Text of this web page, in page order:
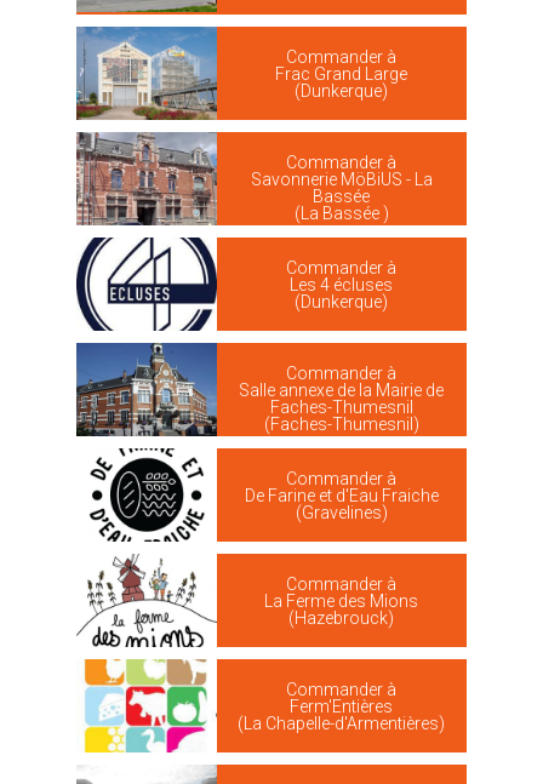
Commander à
Frac Grand Large
(Dunkerque)
Commander à
Savonnerie MöBiUS - La
Bassée
(La Bassée )
Commander à
Les 4 écluses
(Dunkerque)
Commander à
Salle annexe de la Mairie de
Faches-Thumesnil
(Faches-Thumesnil)
Commander à
De Farine et d'Eau Fraiche
(Gravelines)
Commander à
La Ferme des Mions
(Hazebrouck)
Commander à
Ferm'Entières
(La Chapelle-d'Armentières)